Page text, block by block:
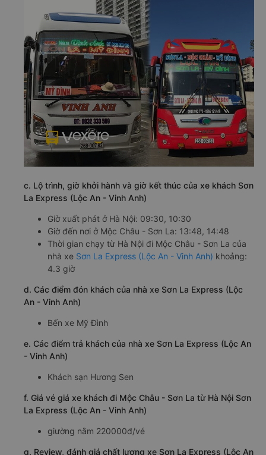
c. Lộ trình, giờ khởi hành và giờ kết thúc của xe khách Sơn
La Express (Lộc An - Vinh Anh)
Giờ xuất phát ở Hà Nội: 09:30, 10:30
Giờ đến nơi ở Mộc Châu - Sơn La: 13:48, 14:48
Thời gian chạy từ Hà Nội đi Mộc Châu - Sơn La của
nhà xe Sơn La Express (Lộc An - Vinh Anh) khoảng:
4.3 giờ
d. Các điểm đón khách của nhà xe Sơn La Express (Lộc
An - Vinh Anh)
Bến xe Mỹ Đình
e. Các điểm trả khách của nhà xe Sơn La Express (Lộc An
- Vinh Anh)
Khách sạn Hương Sen
f. Giá vé giá xe khách đi Mộc Châu - Sơn La từ Hà Nội Sơn
La Express (Lộc An - Vinh Anh)
giường nằm 220000đ/vé
g. Review, đánh giá chất lượng xe Sơn La Express (Lộc An